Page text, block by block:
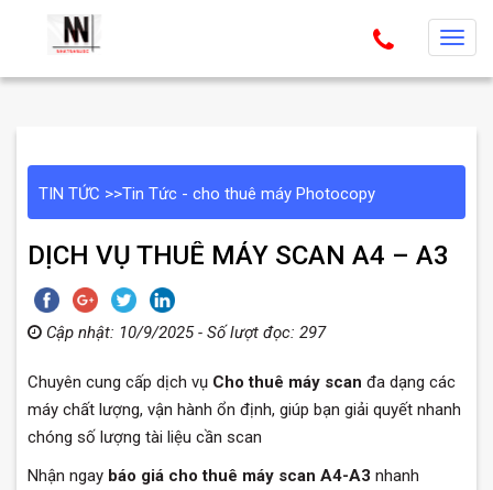
T
i
TIN TỨC >>Tin Tức - cho thuê máy Photocopy
DỊCH VỤ THUÊ MÁY SCAN A4 – A3
Cập nhật: 10/9/2025 - Số lượt đọc: 297
Chuyên cung cấp dịch vụ Cho thuê máy scan đa dạng các
máy chất lượng, vận hành ổn định, giúp bạn giải quyết nhanh
chóng số lượng tài liệu cần scan
Nhận ngay báo giá cho thuê máy scan A4-A3 nhanh